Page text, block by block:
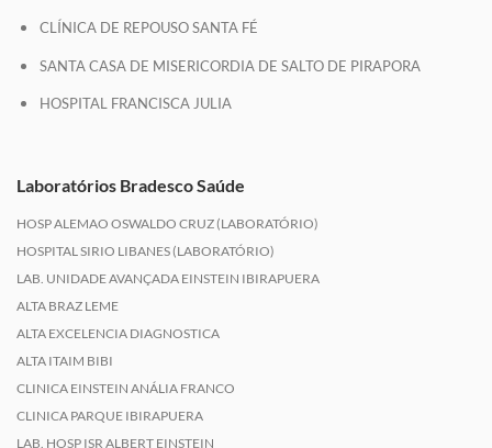
CLÍNICA DE REPOUSO SANTA FÉ
SANTA CASA DE MISERICORDIA DE SALTO DE PIRAPORA
HOSPITAL FRANCISCA JULIA
Laboratórios Bradesco Saúde
HOSP ALEMAO OSWALDO CRUZ (LABORATÓRIO)
HOSPITAL SIRIO LIBANES (LABORATÓRIO)
LAB. UNIDADE AVANÇADA EINSTEIN IBIRAPUERA
ALTA BRAZ LEME
ALTA EXCELENCIA DIAGNOSTICA
ALTA ITAIM BIBI
CLINICA EINSTEIN ANÁLIA FRANCO
CLINICA PARQUE IBIRAPUERA
LAB. HOSP ISR ALBERT EINSTEIN